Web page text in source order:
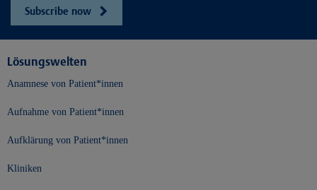
Subscribe now
Lösungswelten
Anamnese von Patient*innen
Aufnahme von Patient*innen
Aufklärung von Patient*innen
Kliniken